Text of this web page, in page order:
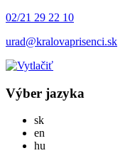
02/21 29 22 10
urad@kralovaprisenci.sk
Výber jazyka
skSlovensky
en
hu